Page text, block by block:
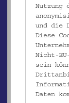
Votiv
_MEHR
Nutzung
und die
Diese
Nicht-
sein
Daten